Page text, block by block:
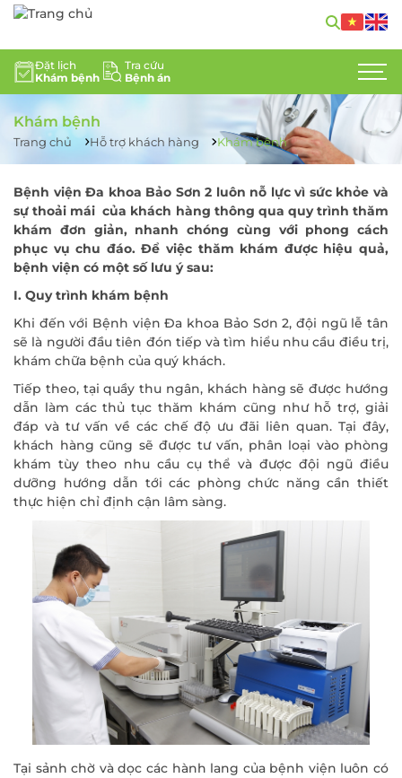
Đặt lịch
Khám bệnh
Tra cứu
Bệnh án
CHUYÊN KHOA
DỊCH VỤ Y TẾ
TIN TỨC
HỖ TRỢ KHÁCH HÀNG
LIÊN HỆ
TUYỂN DỤNG
Khám bệnh
Trang chủ Hỗ trợ khách hàng Khám bệnh
Bệnh viện Đa khoa Bảo Sơn 2 luôn nỗ lực vì sức khỏe và
sự thoải mái của khách hàng thông qua quy trình thăm
khám đơn giản, nhanh chóng cùng với phong cách
phục vụ chu đáo. Để việc thăm khám được hiệu quả,
bệnh viện có một số lưu ý sau:
I. Quy trình khám bệnh
Khi đến với Bệnh viện Đa khoa Bảo Sơn 2, đội ngũ lễ tân
sẽ là người đầu tiên đón tiếp và tìm hiểu nhu cầu điều trị,
khám chữa bệnh của quý khách.
Tiếp theo, tại quầy thu ngân, khách hàng sẽ được hướng
dẫn làm các thủ tục thăm khám cũng như hỗ trợ, giải
đáp và tư vấn về các chế độ ưu đãi liên quan. Tại đây,
khách hàng cũng sẽ được tư vấn, phân loại vào phòng
khám tùy theo nhu cầu cụ thể và được đội ngũ điều
dưỡng hướng dẫn tới các phòng chức năng cần thiết
thực hiện chỉ định cận lâm sàng.
Tại sảnh chờ và dọc các hành lang của bệnh viện luôn có